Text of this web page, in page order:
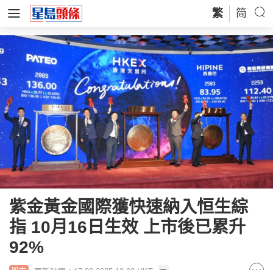
繁 简
紫金黃金國際獲快速納入恒生綜
指 10月16日生效 上市後已累升
92%